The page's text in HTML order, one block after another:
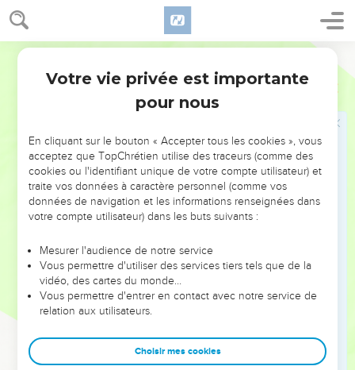
Psaumes 114
A Dieu seul la gloire!
Quand Israël est sorti d’Egypte, quand la famille de Jacob
s’est éloignée d’un peuple étranger,
Juda est devenu le sanctuaire de Dieu, Israël a été son
La mer l’a vu et s’est enfuie, le Jourdain est retourné en
arrière ;
les montagnes ont sauté comme des béliers, les collines
comme des agneaux.
Qu’as-tu, mer, pour t’enfuir, et toi, Jourdain, pour retourner
en arrière ?
Votre vie privée est importante
pour nous
En cliquant sur le bouton « Accepter tous les cookies », vous
acceptez que TopChrétien utilise des traceurs (comme des
cookies ou l'identifiant unique de votre compte utilisateur) et
traite vos données à caractère personnel (comme vos
données de navigation et les informations renseignées dans
votre compte utilisateur) dans les buts suivants :
Mesurer l'audience de notre service
Vous permettre d'utiliser des services tiers tels que de la
vidéo, des cartes du monde…
Vous permettre d'entrer en contact avec notre service de
relation aux utilisateurs.
Choisir mes cookies